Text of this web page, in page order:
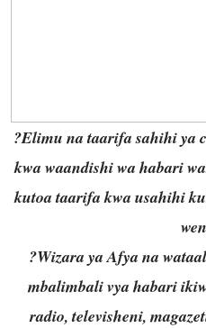
?Elimu na taarifa sahihi ya
kwa waandishi wa habari
kutoa taarifa kwa usahihi
?Wizara ya Afya na
mbalimbali vya habari
radio, televisheni,